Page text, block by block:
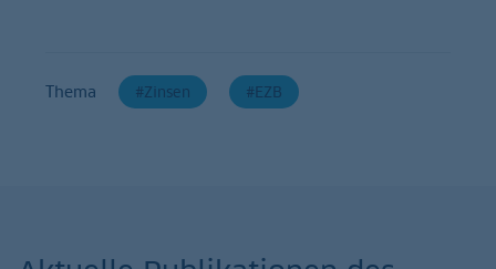
Thema Zinsen EZB